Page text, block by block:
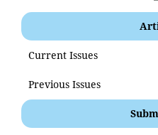
Current Issues
Previous Issues